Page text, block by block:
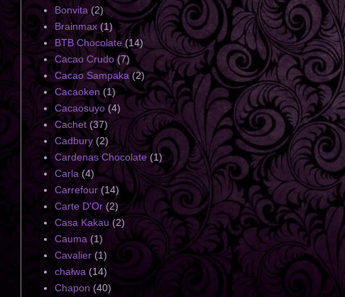
Bonvita (2)
Brainmax (1)
BTB Chocolate (14)
Cacao Crudo (7)
Cacao Sampaka (2)
Cacaoken (1)
Cacaosuyo (4)
Cachet (37)
Cadbury (2)
Cardenas Chocolate (1)
Carla (4)
Carrefour (14)
Carte D'Or (2)
Casa Kakau (2)
Cauma (1)
Cavalier (1)
chałwa (14)
Chapon (40)